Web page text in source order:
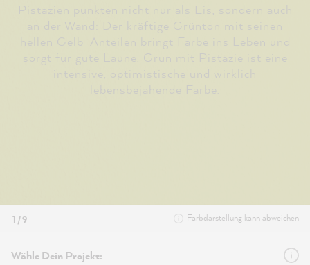
1 / 9 Farbdarstellung kann abweichen
Wähle Dein Projekt: